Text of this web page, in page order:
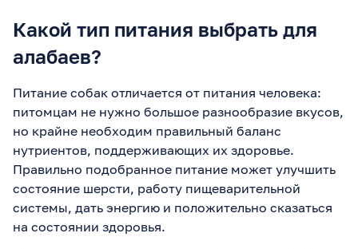
Какой тип питания выбрать для
алабаев?
Питание собак отличается от питания человека:
питомцам не нужно большое разнообразие вкусов,
но крайне необходим правильный баланс
нутриентов, поддерживающих их здоровье.
Правильно подобранное питание может улучшить
состояние шерсти, работу пищеварительной
системы, дать энергию и положительно сказаться
на состоянии здоровья.